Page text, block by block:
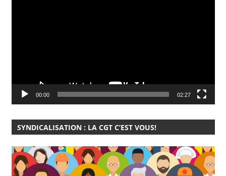
00:00 02:27
SYNDICALISATION : LA CGT C’EST VOUS!